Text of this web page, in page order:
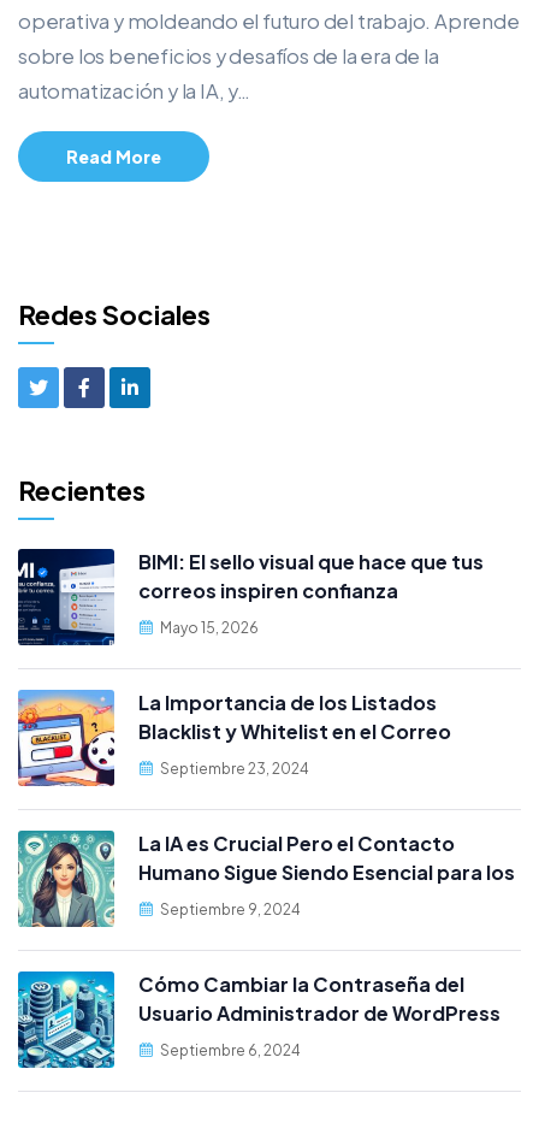
operativa y moldeando el futuro del trabajo. Aprende
sobre los beneficios y desafíos de la era de la
automatización y la IA, y…
Read More
Redes Sociales
Recientes
BIMI: El sello visual que hace que tus
correos inspiren confianza
Mayo 15, 2026
La Importancia de los Listados
Blacklist y Whitelist en el Correo
Electrónico cPanel
Septiembre 23, 2024
La IA es Crucial Pero el Contacto
Humano Sigue Siendo Esencial para los
Clientes
Septiembre 9, 2024
Cómo Cambiar la Contraseña del
Usuario Administrador de WordPress
desde MySQL
Septiembre 6, 2024